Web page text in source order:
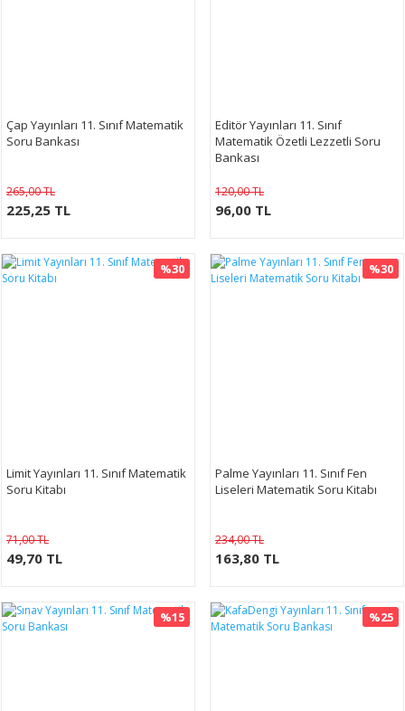
Çap Yayınları 11. Sınıf Matematik
Soru Bankası
265,00 TL
225,25 TL
Editör Yayınları 11. Sınıf
Matematik Özetli Lezzetli Soru
Bankası
120,00 TL
96,00 TL
%30
Limit Yayınları 11. Sınıf Matematik
Soru Kitabı
71,00 TL
49,70 TL
%30
Palme Yayınları 11. Sınıf Fen
Liseleri Matematik Soru Kitabı
234,00 TL
163,80 TL
%15 %25